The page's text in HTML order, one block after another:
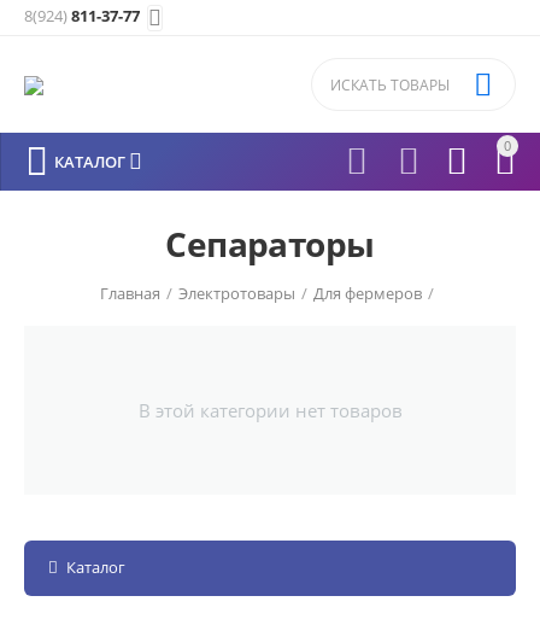
8(924)811-37-77 
0


 

 КАТАЛОГ 
Сепараторы
Главная / Электротовары / Для фермеров /
В этой категории нет товаров
Каталог